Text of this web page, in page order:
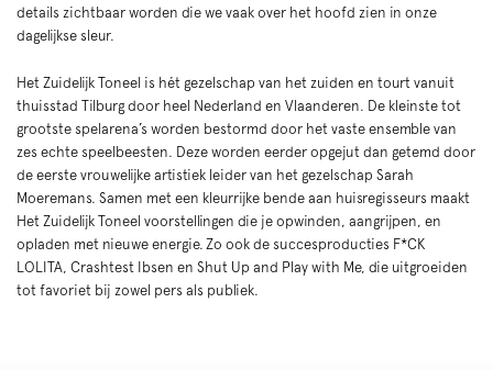
details zichtbaar worden die we vaak over het hoofd zien in onze
dagelijkse sleur.
Het Zuidelijk Toneel is hét gezelschap van het zuiden en tourt vanuit
thuisstad Tilburg door heel Nederland en Vlaanderen. De kleinste tot
grootste spelarena’s worden bestormd door het vaste ensemble van
zes echte speelbeesten. Deze worden eerder opgejut dan getemd door
de eerste vrouwelijke artistiek leider van het gezelschap Sarah
Moeremans. Samen met een kleurrijke bende aan huisregisseurs maakt
Het Zuidelijk Toneel voorstellingen die je opwinden, aangrijpen, en
opladen met nieuwe energie. Zo ook de succesproducties F*CK
LOLITA, Crashtest Ibsen en Shut Up and Play with Me, die uitgroeiden
tot favoriet bij zowel pers als publiek.